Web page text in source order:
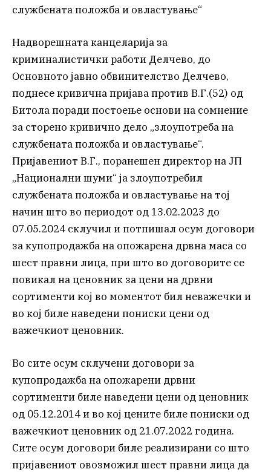
службената положба и овластување“
Надворешната канцеларија за
криминалистички работи Делчево, до
Основното јавно обвинителство Делчево,
поднесе кривична пријава против В.Г.(52) од
Битола поради постоење основи на сомнение
за сторено кривично дело „злоупотреба на
службената положба и овластување“.
Пријавениот В.Г., поранешен директор на ЈП
„Национални шуми“ ја злоупотребил
службената положба и овластување на тој
начин што во периодот од 13.02.2023 до
07.05.2024 склучил и потпишал осум договори
за купопродажба на опожарена дрвна маса со
шест правни лица, при што во договорите се
повикал на ценовник за цени на дрвни
сортименти кој во моментот бил неважечки и
во кој биле наведени пониски цени од
важечкиот ценовник.
Во сите осум склучени договори за
купопродажба на опожарени дрвни
сортименти биле наведени цени од ценовник
од 05.12.2014 и во кој цените биле пониски од
важечкиот ценовник од 21.07.2022 година.
Сите осум договори биле реализирани со што
пријавениот овозможил шест правни лица да